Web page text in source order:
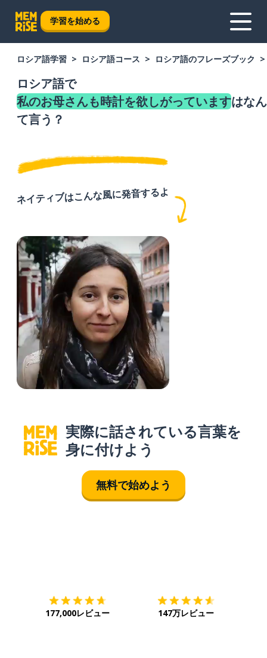
学習を始める
ロシア語学習 ロシア語コース ロシア語のフレーズブック
ロシア語で
私のお母さんも時計を欲しがっていますはなん
て言う？
ネイティブはこんな風に発音するよ
実際に話されている言葉を
身に付けよう
無料で始めよう
177,000レビュー 147万レビュー